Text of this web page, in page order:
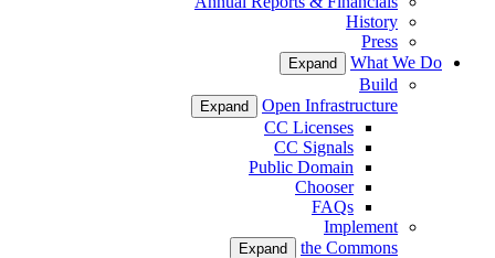
History
Press
What We Do
Expand
Build
Open Infrastructure
Expand
CC Licenses
CC Signals
Public Domain
Chooser
FAQs
Implement
the Commons
Expand